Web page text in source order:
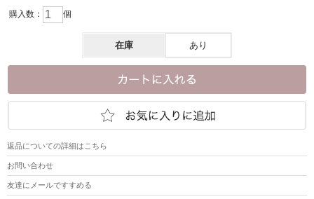
購入数： 個
在庫 あり
返品についての詳細はこちら
お問い合わせ
友達にメールですすめる